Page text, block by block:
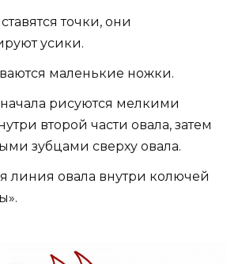
точки, они
усики.
маленькие ножки.
рисуются мелкими
второй части овала, затем
зубцами сверху овала.
линия овала внутри колючей